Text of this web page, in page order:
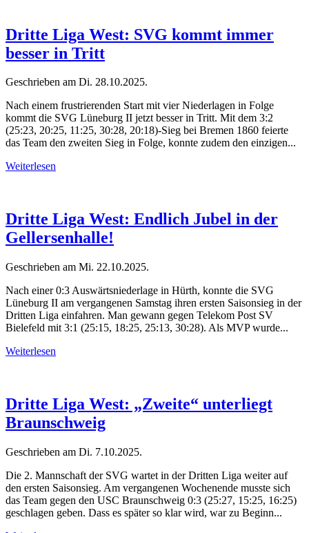
Dritte Liga West: SVG kommt immer
besser in Tritt
Geschrieben am Di. 28.10.2025.
Nach einem frustrierenden Start mit vier Niederlagen in Folge
kommt die SVG Lüneburg II jetzt besser in Tritt. Mit dem 3:2
(25:23, 20:25, 11:25, 30:28, 20:18)-Sieg bei Bremen 1860 feierte
das Team den zweiten Sieg in Folge, konnte zudem den einzigen...
Weiterlesen
Dritte Liga West: Endlich Jubel in der
Gellersenhalle!
Geschrieben am Mi. 22.10.2025.
Nach einer 0:3 Auswärtsniederlage in Hürth, konnte die SVG
Lüneburg II am vergangenen Samstag ihren ersten Saisonsieg in der
Dritten Liga einfahren. Man gewann gegen Telekom Post SV
Bielefeld mit 3:1 (25:15, 18:25, 25:13, 30:28). Als MVP wurde...
Weiterlesen
Dritte Liga West: „Zweite“ unterliegt
Braunschweig
Geschrieben am Di. 7.10.2025.
Die 2. Mannschaft der SVG wartet in der Dritten Liga weiter auf
den ersten Saisonsieg. Am vergangenen Wochenende musste sich
das Team gegen den USC Braunschweig 0:3 (25:27, 15:25, 16:25)
geschlagen geben. Dass es später so klar wird, war zu Beginn...